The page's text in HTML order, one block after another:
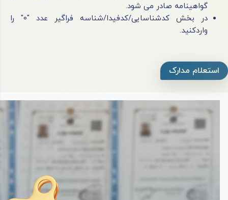
گواهینامه صادر می شود.
در بخش کدشناسایی/کدفیدا/شناسه فراگیر عدد "0" را
واردکنید.
استعلام مدارک